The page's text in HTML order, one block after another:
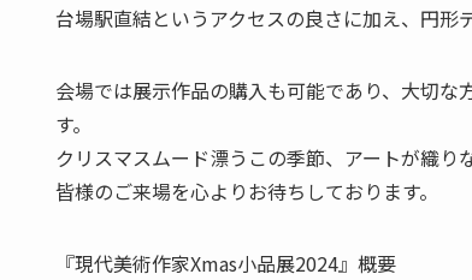
台場駅直結というアクセスの良さに加え、円形
会場では展示作品の購入も可能であり、大切
す。
クリスマスムード漂うこの季節、アートが織り
皆様のご来場を心よりお待ちしております。
『現代美術作家Xmas小品展2024』概要